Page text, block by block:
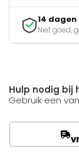
14
Niet goed,
Hulp nodig bij
Gebruik een